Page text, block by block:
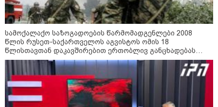
კატეგორიები
სამოქალაქო საზოგადოების წარმომადგენლები 2008
წლის რუსეთ-საქართველოს აგვისტოს ომის 18
წლისთავთან დაკავშირებით ერთობლივ განცხადებას
ავრცელებენ